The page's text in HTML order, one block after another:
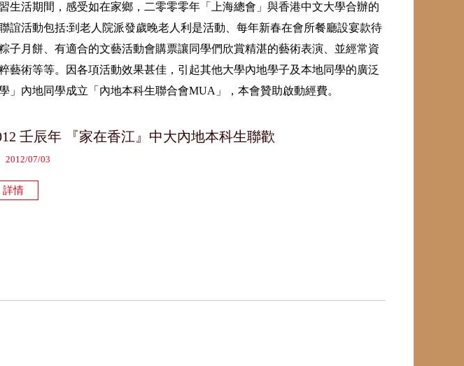
生活期間，感受如在家鄉，二零零零年「上海總會」與香港中文大學合辦的
誼活動包括:到老人院派發歲晚老人利是活動、每年新春在會所餐廳設宴款待
子月餅、有適合的文藝活動會購票讓同學們欣賞精湛的藝術表演、並經常資
藝術等等。因各項活動效果甚佳，引起其他大學內地學子及本地同學的廣泛
內地同學成立「內地本科生聯合會MUA」，本會贊助啟動經費。
壬辰年 『家在香江』中大內地本科生聯歡
2012/07/03
詳情